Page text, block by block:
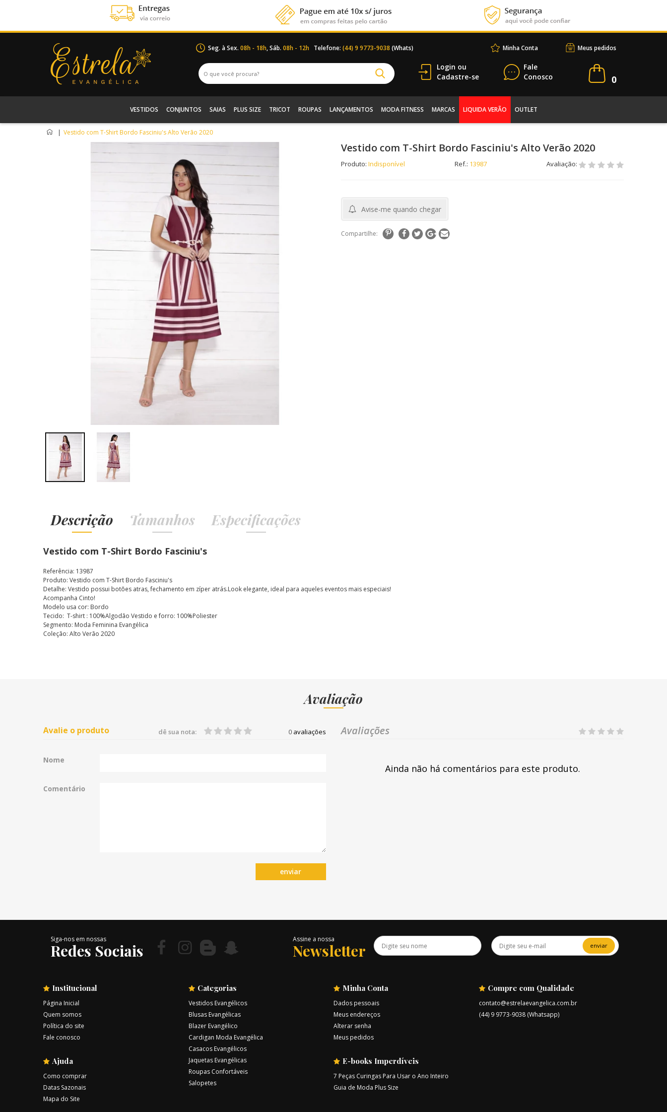
Seg. à Sex. 08h - 18h, Sáb. 08h - 12h Telefone: (44) 9 9773-9038 (Whats) Meus pedidos
Minha Conta
Login ou
Cadastre-se
Fale
Conosco
0
VESTIDOS CONJUNTOS SAIAS PLUS SIZE TRICOT ROUPAS LANÇAMENTOS MODA FITNESS MARCAS LIQUIDA VERÃO OUTLET
| Vestido com T-Shirt Bordo Fasciniu's Alto Verão 2020
Vestido com T-Shirt Bordo Fasciniu's Alto Verão 2020
Produto: Indisponível Ref.: 13987 Avaliação:
Avise-me quando chegar
Compartilhe:
Descrição
Vestido com T-Shirt Bordo Fasciniu's
Referência: 13987
Produto: Vestido com T-Shirt Bordo Fasciniu's
Detalhe: Vestido possui botões atras, fechamento em zíper atrás.Look elegante, ideal para aqueles eventos mais especiais!
Acompanha Cinto!
Modelo usa cor: Bordo
Tecido: T-shirt : 100%Algodão Vestido e forro: 100%Poliester
Segmento: Moda Feminina Evangélica
Coleção: Alto Verão 2020
Tamanhos Especificações
Avaliação
Avalie o produto 0 avaliações
dê sua nota:
Nome
Comentário
enviar
Avaliações
Ainda não há comentários para este produto.
Siga-nos em nossas
Redes Sociais
Assine a nossa
Newsletter enviar
Institucional
Página Inicial
Quem somos
Política do site
Fale conosco
Ajuda
Como comprar
Datas Sazonais
Mapa do Site
Categorias
Vestidos Evangélicos
Blusas Evangélicas
Blazer Evangélico
Cardigan Moda Evangélica
Casacos Evangélicos
Jaquetas Evangélicas
Roupas Confortáveis
Salopetes
Minha Conta
Dados pessoais
Meus endereços
Alterar senha
Meus pedidos
E-books Imperdíveis
7 Peças Curingas Para Usar o Ano Inteiro
Guia de Moda Plus Size
Compre com Qualidade
contato@estrelaevangelica.com.br
(44) 9 9773-9038 (Whatsapp)